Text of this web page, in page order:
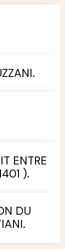
ENTRE
).
DU